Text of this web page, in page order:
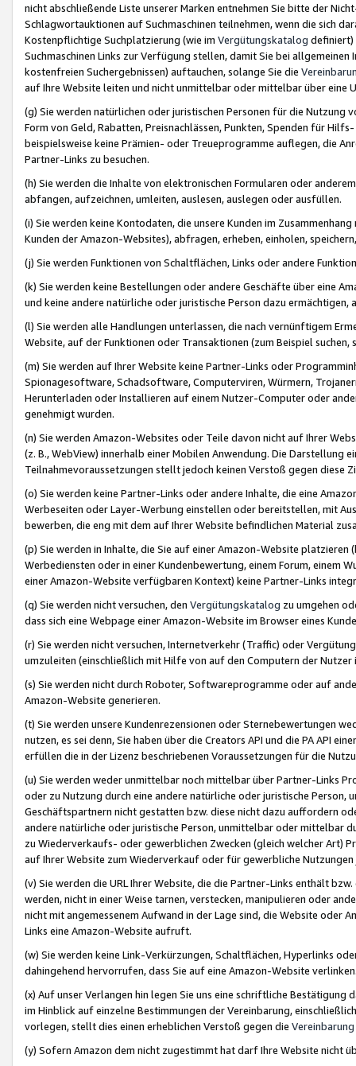
nicht abschließende Liste unserer Marken entnehmen Sie bitte der
Schlagwortauktionen auf Suchmaschinen teilnehmen, wenn die sich
Kostenpflichtige Suchplatzierung (wie im Vergütungskatalog definiert)
Suchmaschinen Links zur Verfügung stellen, damit Sie bei
kostenfreien Suchergebnissen) auftauchen, solange Sie die
auf Ihre Website leiten und nicht unmittelbar oder mittelbar über eine
(g) Sie werden natürlichen oder juristischen Personen für die Nutzung
Form von Geld, Rabatten, Preisnachlässen, Punkten, Spenden für
beispielsweise keine Prämien- oder Treueprogramme auflegen, die
Partner-Links zu besuchen.
(h) Sie werden die Inhalte von elektronischen Formularen oder
abfangen, aufzeichnen, umleiten, auslesen, auslegen oder ausfüllen.
(i) Sie werden keine Kontodaten, die unsere Kunden im
Kunden der Amazon-Websites), abfragen, erheben, einholen,
(j) Sie werden Funktionen von Schaltflächen, Links oder andere
(k) Sie werden keine Bestellungen oder andere Geschäfte über eine
und keine andere natürliche oder juristische Person dazu
(l) Sie werden alle Handlungen unterlassen, die nach vernünftigem
Website, auf der Funktionen oder Transaktionen (zum Beispiel
(m) Sie werden auf Ihrer Website keine Partner-Links oder
Spionagesoftware, Schadsoftware, Computerviren, Würmern,
Herunterladen oder Installieren auf einem Nutzer-Computer oder
genehmigt wurden.
(n) Sie werden Amazon-Websites oder Teile davon nicht auf Ihrer
(z. B., WebView) innerhalb einer Mobilen Anwendung. Die Darstellung
Teilnahmevoraussetzungen stellt jedoch keinen Verstoß gegen diese
(o) Sie werden keine Partner-Links oder andere Inhalte, die eine
Werbeseiten oder Layer-Werbung einstellen oder bereitstellen, mit
bewerben, die eng mit dem auf Ihrer Website befindlichen Material
(p) Sie werden in Inhalte, die Sie auf einer Amazon-Website
Werbediensten oder in einer Kundenbewertung, einem Forum, einem
einer Amazon-Website verfügbaren Kontext) keine Partner-Links
(q) Sie werden nicht versuchen, den Vergütungskatalog zu umgehen
dass sich eine Webpage einer Amazon-Website im Browser eines
(r) Sie werden nicht versuchen, Internetverkehr (Traffic) oder
umzuleiten (einschließlich mit Hilfe von auf den Computern der
(s) Sie werden nicht durch Roboter, Softwareprogramme oder auf
Amazon-Website generieren.
(t) Sie werden unsere Kundenrezensionen oder Sternebewertungen
nutzen, es sei denn, Sie haben über die Creators API und die PA API
erfüllen die in der Lizenz beschriebenen Voraussetzungen für die
(u) Sie werden weder unmittelbar noch mittelbar über Partner-Links
oder zu Nutzung durch eine andere natürliche oder juristische
Geschäftspartnern nicht gestatten bzw. diese nicht dazu auffordern
andere natürliche oder juristische Person, unmittelbar oder mittelbar
zu Wiederverkaufs- oder gewerblichen Zwecken (gleich welcher Art)
auf Ihrer Website zum Wiederverkauf oder für gewerbliche
(v) Sie werden die URL Ihrer Website, die die Partner-Links enthält
werden, nicht in einer Weise tarnen, verstecken, manipulieren oder
nicht mit angemessenem Aufwand in der Lage sind, die Website oder
Links eine Amazon-Website aufruft.
(w) Sie werden keine Link-Verkürzungen, Schaltflächen, Hyperlinks
dahingehend hervorrufen, dass Sie auf eine Amazon-Website
(x) Auf unser Verlangen hin legen Sie uns eine schriftliche
im Hinblick auf einzelne Bestimmungen der Vereinbarung,
vorlegen, stellt dies einen erheblichen Verstoß gegen die Vereinbarung
(y) Sofern Amazon dem nicht zugestimmt hat darf Ihre Website nicht